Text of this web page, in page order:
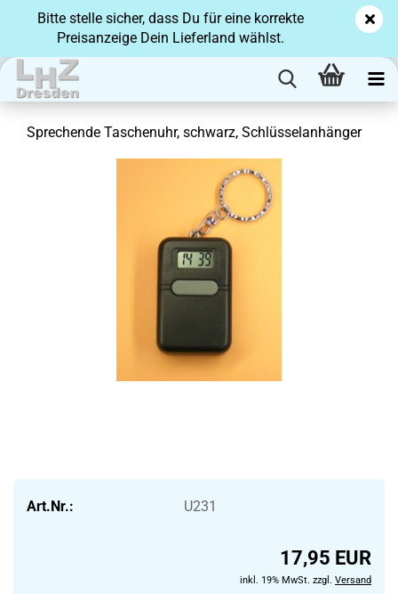
Bitte stelle sicher, dass Du für eine korrekte
Preisanzeige Dein Lieferland wählst.
Spre­chen­de Ta­schen­uhr, schwarz, Schlüs­sel­an­hän­ger
Art.Nr.: U231
17,95 EUR
inkl. 19% MwSt. zzgl. Versand